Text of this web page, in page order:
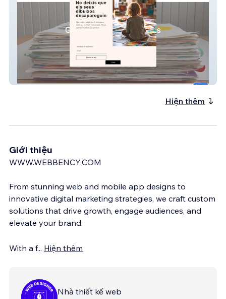
My Art Book Studio
Hiện thêm
Giới thiệu
WWW.WEBBENCY.COM
From stunning web and mobile app designs to
innovative digital marketing strategies, we craft custom
solutions that drive growth, engage audiences, and
elevate your brand.
With a f... Hiện thêm
Nhà thiết kế web